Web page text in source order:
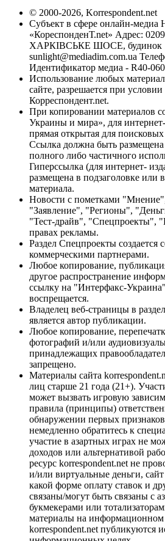
© 2000-2026, Korrespondent.net
Субъект в сфере онлайн-медиа
«КореспонденТ.net» Адрес:
ХАРКІВСЬКЕ ШОСЕ, будинок
sunlight@mediadim.com.ua
Идентификатор медиа - R40-
Использование любых
сайте, разрешается при
Корреспондент.net.
При копировании материалов
Украины и мира», для
прямая открытая для
Ссылка должна быть размещена
полного либо частичного
Гиперссылка (для интернет-
размещена в подзаголовке или
материала.
Новости с пометками
"Заявление", "Регионы",
"Тест-драйв", "Спецпроекты",
правах рекламы.
Раздел Спецпроекты создается
коммерческими партнерами.
Любое копирование,
другое распространение
ссылку на "Интерфакс-
воспрещается.
Владелец веб-страницы в
является автор публикации.
Любое копирование,
фотографий и/или
принадлежащих
запрещено.
Материалы сайта
лиц старше 21 года (21+).
может вызвать игровую
правила (принципы)
обнаружении первых
немедленно обратитесь к
участие в азартных играх не
доходов или альтернативой
ресурс korrespondent.net не
и/или виртуальные деньги,
какой форме оплату ставок и
связаны/могут быть связаны с
букмекерами или
материалы на информационном
korrespondent.net публикуются